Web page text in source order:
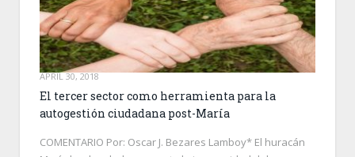
APRIL 30, 2018
El tercer sector como herramienta para la
autogestión ciudadana post-María
COMENTARIO Por: Oscar J. Bezares Lamboy* El huracán